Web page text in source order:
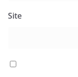
Site